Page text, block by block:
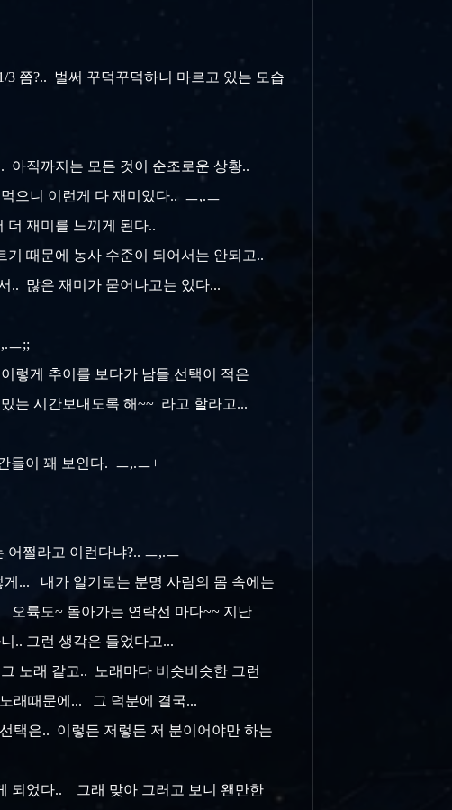
쯤?.. 벌써 꾸덕꾸덕하니 마르고 있는 모습
아직까지는 모든 것이 순조로운 상황..
으니 이런게 다 재미있다.. ㅡ,.ㅡ
더 재미를 느끼게 된다..
때문에 농사 수준이 되어서는 안되고..
.. 많은 재미가 묻어나고는 있다...
ㅡ;;
렇게 추이를 보다가 남들 선택이 적은
는 시간보내도록 해~~ 라고 할라고...
들이 꽤 보인다. ㅡ,.ㅡ+
쩔라고 이런다냐?.. ㅡ,.ㅡ
... 내가 알기로는 분명 사람의 몸 속에는
오륙도~ 돌아가는 연락선 마다~~ 지난
.. 그런 생각은 들었다고...
노래 같고.. 노래마다 비슷비슷한 그런
래때문에... 그 덕분에 결국...
택은.. 이렇든 저렇든 저 분이어야만 하는
되었다.. 그래 맞아 그러고 보니 왠만한